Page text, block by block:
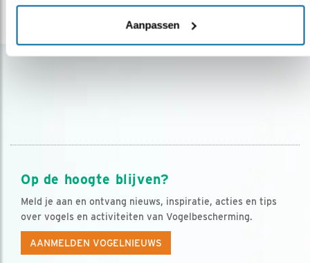
Aanpassen
Op de hoogte blijven?
Meld je aan en ontvang nieuws, inspiratie, acties en tips
over vogels en activiteiten van Vogelbescherming.
AANMELDEN VOGELNIEUWS